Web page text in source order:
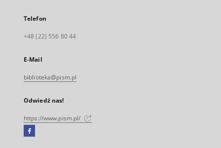
Telefon
+48 (22) 556 80 44
E-Mail
biblioteka@pism.pl
Odwiedź nas!
https://www.pism.pl/
Facebook